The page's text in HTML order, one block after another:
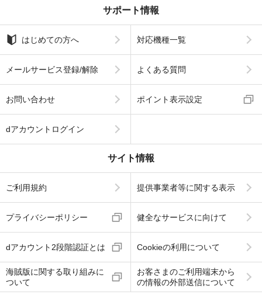
サポート情報
はじめての方へ 対応機種一覧
メールサービス登録/解除 よくある質問
お問い合わせ ポイント表示設定
dアカウントログイン
サイト情報
ご利用規約 提供事業者等に関する表示
プライバシーポリシー 健全なサービスに向けて
dアカウント2段階認証とは Cookieの利用について
海賊版に関する取り組みに
ついて
お客さまのご利用端末から
の情報の外部送信について